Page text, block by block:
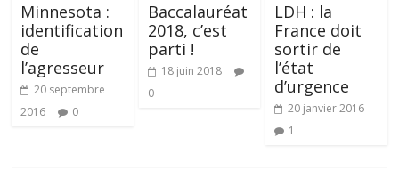
Minnesota :
identification
de
l’agresseur
20 septembre
2016
0
Baccalauréat
2018, c’est
parti !
18 juin 2018
0
LDH : la
France doit
sortir de
l’état
d’urgence
20 janvier 2016
1